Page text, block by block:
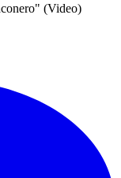
(Video)